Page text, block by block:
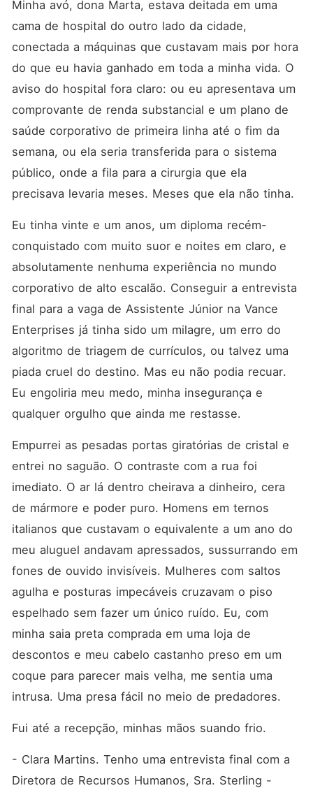
doentia e incontrolável. Pele
Apenas um desejo selvagem.
Clara é a única exceção à
maldição de Arthur. A partir
desse segundo, o monstro
obsessão sombria por ela.
Ele a promove. Ele a isola
em sua cobertura. Ele
secretamente compra todas
que estava assinando um
contrato de trabalho de luxo,
mas acabou de se entregar
a um predador insaciável,
inocência da forma mais
suja e deliciosa possível.
Minha avó, dona Marta, estava deitada em uma
cama de hospital do outro lado da cidade,
conectada a máquinas que custavam mais por hora
do que eu havia ganhado em toda a minha vida. O
aviso do hospital fora claro: ou eu apresentava um
comprovante de renda substancial e um plano de
saúde corporativo de primeira linha até o fim da
semana, ou ela seria transferida para o sistema
público, onde a fila para a cirurgia que ela
precisava levaria meses. Meses que ela não tinha.
Eu tinha vinte e um anos, um diploma recém-
conquistado com muito suor e noites em claro, e
absolutamente nenhuma experiência no mundo
corporativo de alto escalão. Conseguir a entrevista
final para a vaga de Assistente Júnior na Vance
Enterprises já tinha sido um milagre, um erro do
algoritmo de triagem de currículos, ou talvez uma
piada cruel do destino. Mas eu não podia recuar.
Eu engoliria meu medo, minha insegurança e
qualquer orgulho que ainda me restasse.
Empurrei as pesadas portas giratórias de cristal e
entrei no saguão. O contraste com a rua foi
imediato. O ar lá dentro cheirava a dinheiro, cera
de mármore e poder puro. Homens em ternos
italianos que custavam o equivalente a um ano do
meu aluguel andavam apressados, sussurrando em
fones de ouvido invisíveis. Mulheres com saltos
agulha e posturas impecáveis cruzavam o piso
espelhado sem fazer um único ruído. Eu, com
minha saia preta comprada em uma loja de
descontos e meu cabelo castanho preso em um
coque para parecer mais velha, me sentia uma
intrusa. Uma presa fácil no meio de predadores.
Fui até a recepção, minhas mãos suando frio.
- Clara Martins. Tenho uma entrevista final com a
Diretora de Recursos Humanos, Sra. Sterling -